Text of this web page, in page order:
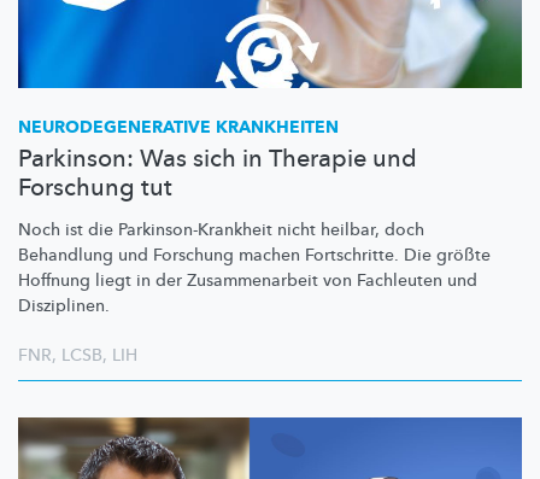
NEURODEGENERATIVE KRANKHEITEN
Parkinson: Was sich in Therapie und
Forschung tut
Noch ist die Parkinson-Krankheit nicht heilbar, doch
Behandlung und Forschung machen Fortschritte. Die größte
Hoffnung liegt in der Zusammenarbeit von Fachleuten und
Disziplinen.
FNR, LCSB, LIH